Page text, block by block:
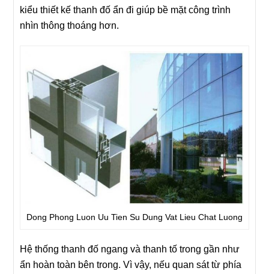
kiểu thiết kế thanh đố ẩn đi giúp bề mặt công trình
nhìn thông thoáng hơn.
Dong Phong Luon Uu Tien Su Dung Vat Lieu Chat Luong
Hệ thống thanh đố ngang và thanh tố trong gần như
ẩn hoàn toàn bên trong. Vì vậy, nếu quan sát từ phía